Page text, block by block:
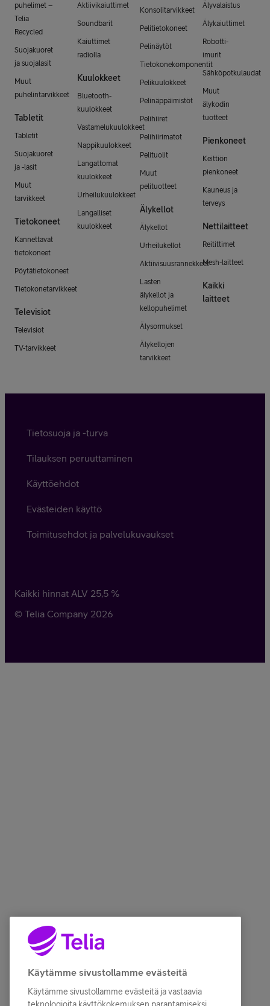
puhelimet –
Telia
Recycled
Suojakuoret
ja suojalasit
Muut
puhelintarvikkeet
Tabletit
Tabletit
Suojakuoret
ja -lasit
Muut
tarvikkeet
Tietokoneet
Kannettavat
tietokoneet
Pöytätietokoneet
Tietokonetarvikkeet
Televisiot
Televisiot
TV-tarvikkeet
Aktiivikaiuttimet
Soundbarit
Kaiuttimet
radiolla
Kuulokkeet
Bluetooth-
kuulokkeet
Vastamelukuulokkeet
Nappikuulokkeet
Langattomat
kuulokkeet
Urheilukuulokkeet
Langalliset
kuulokkeet
Konsolitarvikkeet
Pelitietokoneet
Pelinäytöt
Tietokonekomponentit
Pelikuulokkeet
Pelinäppäimistöt
Pelihiiret
Pelihiirimatot
Pelituolit
Muut
pelituotteet
Älykellot
Älykellot
Urheilukellot
Aktiivisuusrannekkeet
Lasten
älykellot ja
kellopuhelimet
Älysormukset
Älykellojen
tarvikkeet
Älyvalaistus
Älykaiuttimet
Robotti-
imurit
Sähköpotkulaudat
Muut
älykodin
tuotteet
Pienkoneet
Keittiön
pienkoneet
Kauneus ja
terveys
Nettilaitteet
Reitittimet
Mesh-laitteet
Kaikki
laitteet
Tietosuoja ja -turva
Tilauksen peruuttaminen
Käyttöehdot
Evästeiden käyttö
Toimitusehdot ja palvelukuvaukset
Kaikki hinnat ALV 25,5 %
© Telia Company 2026
Käytämme sivustollamme evästeitä
Käytämme sivustollamme evästeitä ja vastaavia